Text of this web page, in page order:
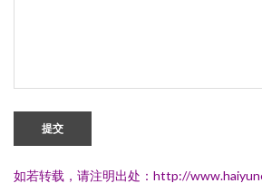
提交
如若转载，请注明出处：http://